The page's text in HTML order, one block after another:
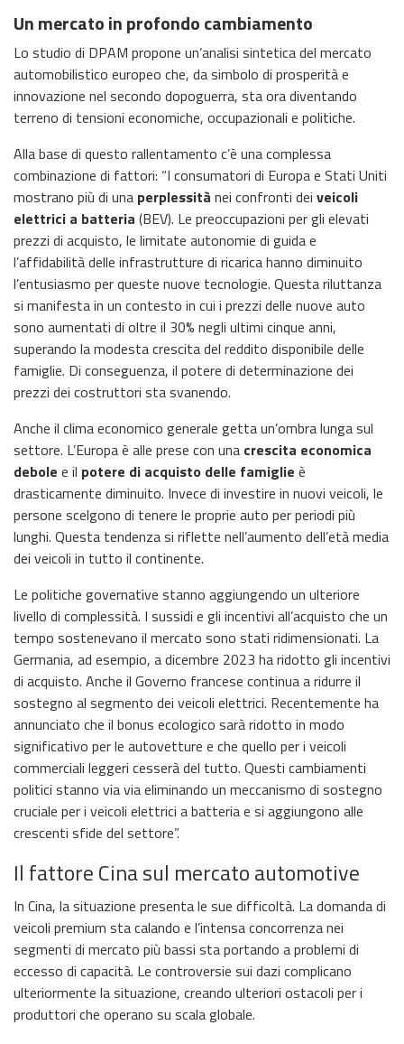
Un mercato in profondo cambiamento
Lo studio di DPAM propone un’analisi sintetica del mercato
automobilistico europeo che, da simbolo di prosperità e
innovazione nel secondo dopoguerra, sta ora diventando
terreno di tensioni economiche, occupazionali e politiche.
Alla base di questo rallentamento c’è una complessa
combinazione di fattori: “I consumatori di Europa e Stati Uniti
mostrano più di una perplessità nei confronti dei veicoli
elettrici a batteria (BEV). Le preoccupazioni per gli elevati
prezzi di acquisto, le limitate autonomie di guida e
l’affidabilità delle infrastrutture di ricarica hanno diminuito
l’entusiasmo per queste nuove tecnologie. Questa riluttanza
si manifesta in un contesto in cui i prezzi delle nuove auto
sono aumentati di oltre il 30% negli ultimi cinque anni,
superando la modesta crescita del reddito disponibile delle
famiglie. Di conseguenza, il potere di determinazione dei
prezzi dei costruttori sta svanendo.
Anche il clima economico generale getta un’ombra lunga sul
settore. L’Europa è alle prese con una crescita economica
debole e il potere di acquisto delle famiglie è
drasticamente diminuito. Invece di investire in nuovi veicoli, le
persone scelgono di tenere le proprie auto per periodi più
lunghi. Questa tendenza si riflette nell’aumento dell’età media
dei veicoli in tutto il continente.
Le politiche governative stanno aggiungendo un ulteriore
livello di complessità. I sussidi e gli incentivi all’acquisto che un
tempo sostenevano il mercato sono stati ridimensionati. La
Germania, ad esempio, a dicembre 2023 ha ridotto gli incentivi
di acquisto. Anche il Governo francese continua a ridurre il
sostegno al segmento dei veicoli elettrici. Recentemente ha
annunciato che il bonus ecologico sarà ridotto in modo
significativo per le autovetture e che quello per i veicoli
commerciali leggeri cesserà del tutto. Questi cambiamenti
politici stanno via via eliminando un meccanismo di sostegno
cruciale per i veicoli elettrici a batteria e si aggiungono alle
crescenti sfide del settore”.
Il fattore Cina sul mercato automotive
In Cina, la situazione presenta le sue difficoltà. La domanda di
veicoli premium sta calando e l’intensa concorrenza nei
segmenti di mercato più bassi sta portando a problemi di
eccesso di capacità. Le controversie sui dazi complicano
ulteriormente la situazione, creando ulteriori ostacoli per i
produttori che operano su scala globale.